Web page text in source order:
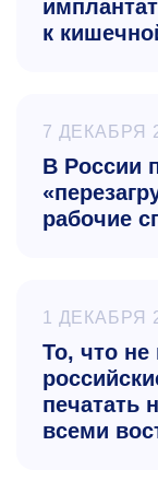
к
7 ДЕКАБРЯ
В России
рабочие
1 ДЕКАБРЯ
То, что не
печатать
всеми